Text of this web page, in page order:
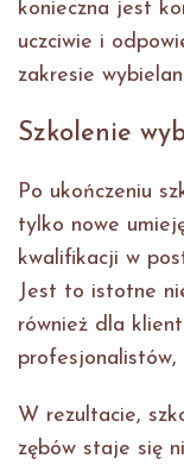
konieczna jest
uczciwie i
zakresie
Szkolenie
Po ukończeniu
tylko nowe
kwalifikacji w
Jest to istotne
również dla
W rezultacie,
zębów staje się